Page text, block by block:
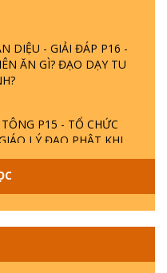
ĂN GÌ? ĐẠO DẠY TU
LÝ ĐẠO PHẬT KHI
ĐẶC BIỆT - P14 -
ĐẶC BIỆT - P13 -